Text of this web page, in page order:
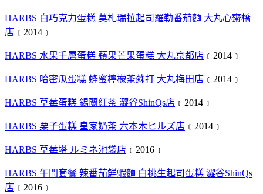
HARBS 白巧克力蛋糕 莫札瑞拉起司羅勒番茄麵 大丸心齋橋
店 ﹝2014﹞
HARBS 水果千層蛋糕 蘋果芒果蛋糕 大丸京都店 ﹝2014﹞
HARBS 哈密瓜蛋糕 蜂蜜檸檬茶蘇打 大丸梅田店 ﹝2014﹞
HARBS 草莓蛋糕 錫蘭紅茶 澀谷ShinQs店 ﹝2014﹞
HARBS 栗子蛋糕 皇家奶茶 六本木ヒルズ店 ﹝2014﹞
HARBS 草莓塔 ルミネ池袋店 ﹝2016﹞
HARBS 午間套餐 辣番茄鮮蝦麵 白桃生起司蛋糕 澀谷ShinQs
店 ﹝2016﹞